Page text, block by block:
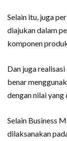
Selain itu, juga
diajukan dalam
komponen
Dan juga
benar
dengan nilai
Selain Business
dilaksanakan